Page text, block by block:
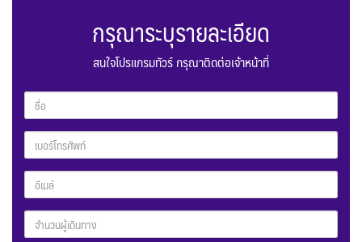
กรุณาระบุรายละเอียด
สนใจโปรแกรมทัวร์ กรุณาติดต่อเจ้าหน้าที่